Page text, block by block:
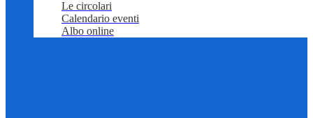
Le circolari
Calendario eventi
Albo online